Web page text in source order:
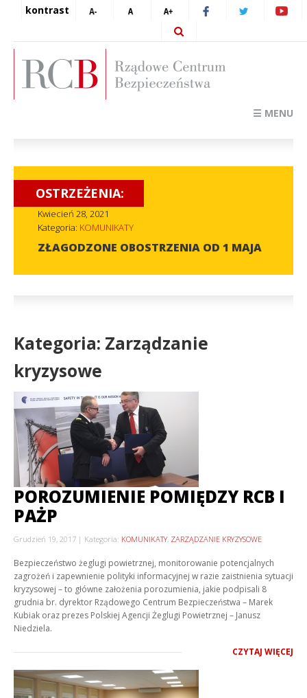
kontrast
☰ MENU
OSTRZEŻENIA:
Kwiecień 28, 2021
Kategoria: KOMUNIKATY
ZŁAGODZONE OBOSTRZENIA OD 1 MAJA
Kategoria: Zarządzanie
kryzysowe
POROZUMIENIE POMIĘDZY RCB I
PAŻP
Grudzień 19, 2017 Kategoria: KOMUNIKATY, ZARZĄDZANIE KRYZYSOWE
Bezpieczeństwo żeglugi powietrznej, monitorowanie potencjalnych
zagrożeń i zapewnienie polityki informacyjnej w razie zaistnienia sytuacji
kryzysowej – to główne założenia porozumienia, jakie podpisali 8
grudnia br. dyrektor Rządowego Centrum Bezpieczeństwa – Marek
Kubiak oraz prezes Polskiej Agencji Żeglugi Powietrznej – Janusz
Niedziela.
CZYTAJ WIĘCEJ